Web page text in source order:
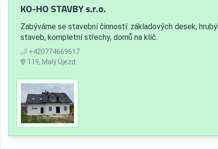
KO-HO STAVBY s.r.o.
Zabýváme se stavební činností: základových desek,
staveb, kompletní střechy, domů na klíč.
+420774669617
119, Malý Újezd